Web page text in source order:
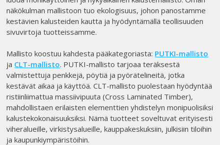
näkökulman mallistoon tuo ekologisuus, johon panostamme
kestävien kalusteiden kautta ja hyödyntämällä teollisuuden
sivuvirtoja tuotteissamme.
Mallisto koostuu kahdesta pääkategoriasta: PUTKI-mallisto
ja CLT-mallisto. PUTKI-mallisto tarjoaa teräksestä
valmistettuja penkkejä, pöytiä ja pyörätelineitä, jotka
kestävät aikaa ja käyttöä. CLT-mallisto puolestaan hyödyntää
ristiinliimattua massiivipuuta (Cross Laminated Timber),
mahdollistaen erilaisten elementtien yhdistelyn monipuolisiksi
kalustekokonaisuuksiksi. Nämä tuotteet soveltuvat erityisesti
viheralueille, virkistysalueille, kauppakeskuksiin, julkisiin tiloihin
ja kaupunkiympäristöihin.